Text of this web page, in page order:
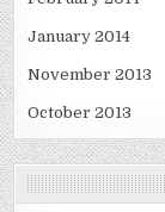
January 2014
November 2013
October 2013